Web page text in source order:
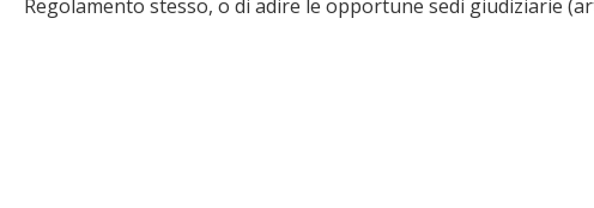
Regolamento stesso, o di adire le opportune sedi giudiziarie